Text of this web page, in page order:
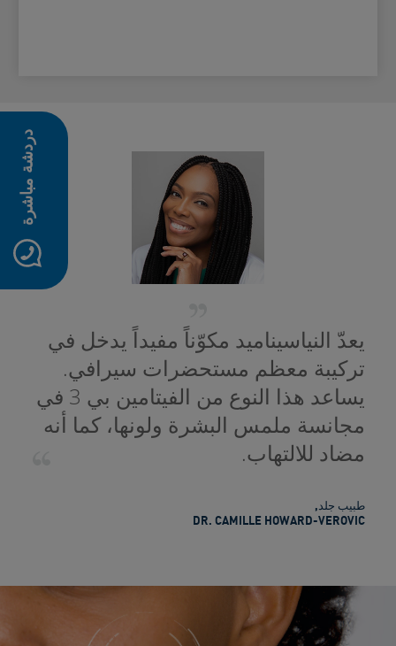
دردشة مباشرة
يعدّ النياسيناميد مكوّناً مفيداً يدخل في
تركيبة معظم مستحضرات سيرافي.
يساعد هذا النوع من الفيتامين بي 3 في
مجانسة ملمس البشرة ولونها، كما أنه
مضاد للالتهاب.
طبيب جلد,
DR. CAMILLE HOWARD-VEROVIC